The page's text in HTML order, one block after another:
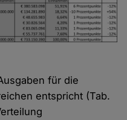
für die
entspricht (Tab.